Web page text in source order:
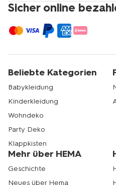
Sicher online
Beliebte Kategorien
Babykleidung
Kinderkleidung
Wohndeko
Party Deko
Klappkisten
Mehr über HEMA
Geschichte
Neues über Hema